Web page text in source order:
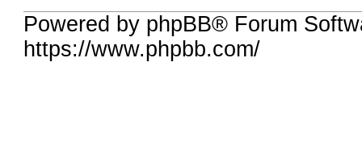
Powered by phpBB® Forum
https://www.phpbb.com/